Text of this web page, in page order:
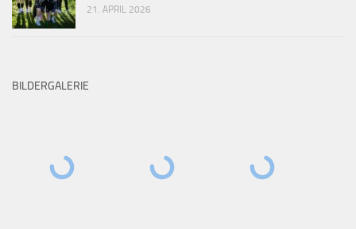
21. APRIL 2026
BILDERGALERIE